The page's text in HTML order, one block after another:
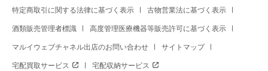
特定商取引に関する法律に基づく表示 古物営業法に基づく表示
酒類販売管理者標識 高度管理医療機器等販売許可に基づく表示
マルイウェブチャネル出店のお問い合わせ サイトマップ
宅配買取サービス 宅配収納サービス